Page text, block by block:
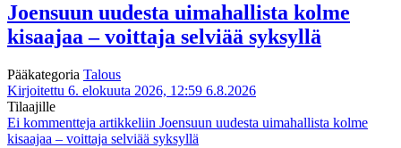
Joensuun uudesta uimahallista kolme
kisaajaa – voittaja selviää syksyllä
Pääkategoria Talous
Kirjoitettu 6. elokuuta 2026, 12:59 6.8.2026
Tilaajille
Ei kommentteja artikkeliin Joensuun uudesta uimahallista kolme
kisaajaa – voittaja selviää syksyllä